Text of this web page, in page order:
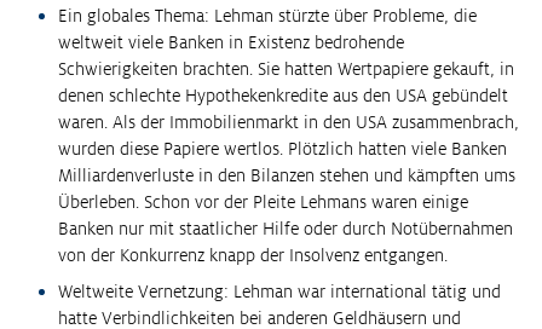
Ein globales Thema: Lehman stürzte über Probleme, die
weltweit viele Banken in Existenz bedrohende
Schwierigkeiten brachten. Sie hatten Wertpapiere gekauft, in
denen schlechte Hypothekenkredite aus den USA gebündelt
waren. Als der Immobilienmarkt in den USA zusammenbrach,
wurden diese Papiere wertlos. Plötzlich hatten viele Banken
Milliardenverluste in den Bilanzen stehen und kämpften ums
Überleben. Schon vor der Pleite Lehmans waren einige
Banken nur mit staatlicher Hilfe oder durch Notübernahmen
von der Konkurrenz knapp der Insolvenz entgangen.
Weltweite Vernetzung: Lehman war international tätig und
hatte Verbindlichkeiten bei anderen Geldhäusern und